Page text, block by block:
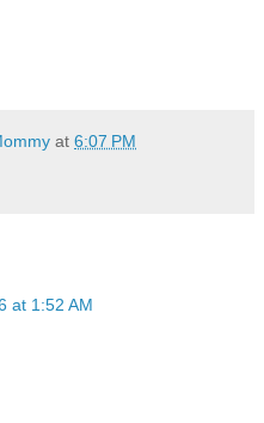
at 6:07 PM
at 1:52 AM